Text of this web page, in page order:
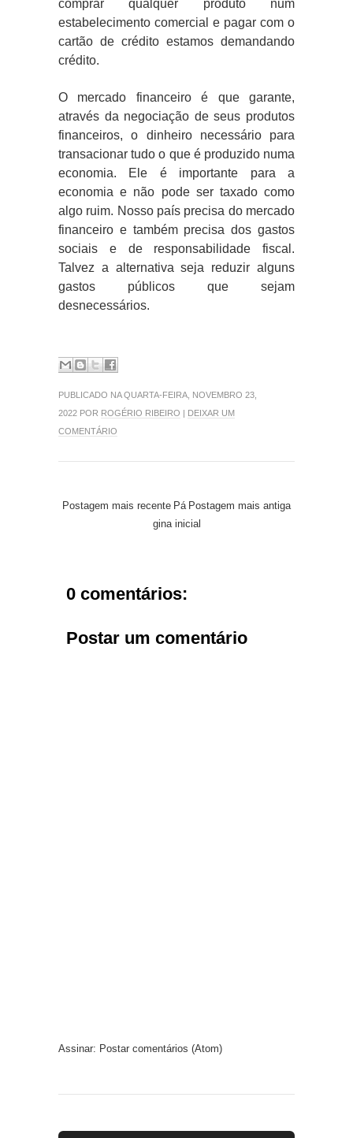
comprar qualquer produto num
estabelecimento comercial e pagar com o
cartão de crédito estamos demandando
crédito.
O mercado financeiro é que garante,
através da negociação de seus produtos
financeiros, o dinheiro necessário para
transacionar tudo o que é produzido numa
economia. Ele é importante para a
economia e não pode ser taxado como
algo ruim. Nosso país precisa do mercado
financeiro e também precisa dos gastos
sociais e de responsabilidade fiscal.
Talvez a alternativa seja reduzir alguns
gastos públicos que sejam
desnecessários.
PUBLICADO NA QUARTA-FEIRA, NOVEMBRO 23,
2022 POR ROGÉRIO RIBEIRO | DEIXAR UM
COMENTÁRIO
Postagem mais recente Postagem mais antiga
Pá
gina inicial
0 comentários:
Postar um comentário
Assinar: Postar comentários (Atom)